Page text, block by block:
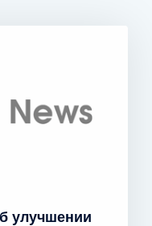
улучшении